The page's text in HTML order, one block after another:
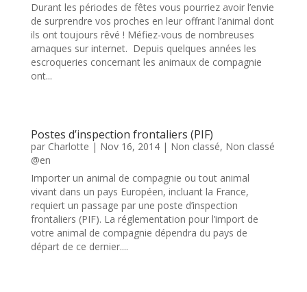
Durant les périodes de fêtes vous pourriez avoir l’envie
de surprendre vos proches en leur offrant l’animal dont
ils ont toujours rêvé ! Méfiez-vous de nombreuses
arnaques sur internet. Depuis quelques années les
escroqueries concernant les animaux de compagnie
ont...
Postes d’inspection frontaliers (PIF)
par Charlotte | Nov 16, 2014| Non classé, Non classé
@en
Importer un animal de compagnie ou tout animal
vivant dans un pays Européen, incluant la France,
requiert un passage par une poste d’inspection
frontaliers (PIF). La réglementation pour l’import de
votre animal de compagnie dépendra du pays de
départ de ce dernier....